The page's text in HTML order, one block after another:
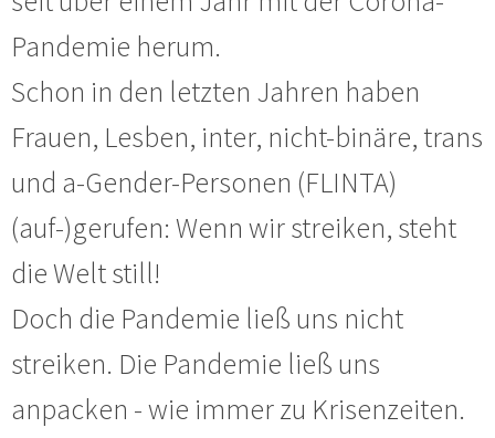
Pandemie herum.
Schon in den letzten Jahren haben
Frauen, Lesben, inter, nicht-binäre, trans
und a-Gender-Personen (FLINTA)
(auf-)gerufen: Wenn wir streiken, steht
die Welt still!
Doch die Pandemie ließ uns nicht
streiken. Die Pandemie ließ uns
anpacken - wie immer zu Krisenzeiten.